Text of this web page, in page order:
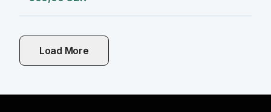
Load More